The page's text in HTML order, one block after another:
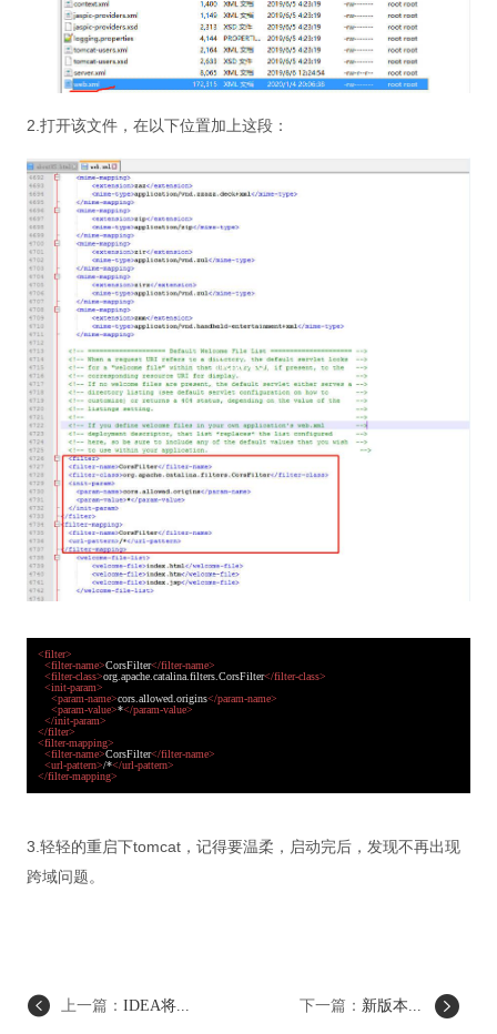
2.打开该文件，在以下位置加上这段：
<filter>
<filter-name>CorsFilter</filter-name>
<filter-class>org.apache.catalina.filters.CorsFilter</filter-class>
<init-param>
<param-name>cors.allowed.origins</param-name>
<param-value>*</param-value>
</init-param>
</filter>
<filter-mapping>
<filter-name>CorsFilter</filter-name>
<url-pattern>/*</url-pattern>
</filter-mapping>
3.轻轻的重启下tomcat，记得要温柔，启动完后，发现不再出现
跨域问题。
上一篇： IDEA将... 下一篇： 新版本...